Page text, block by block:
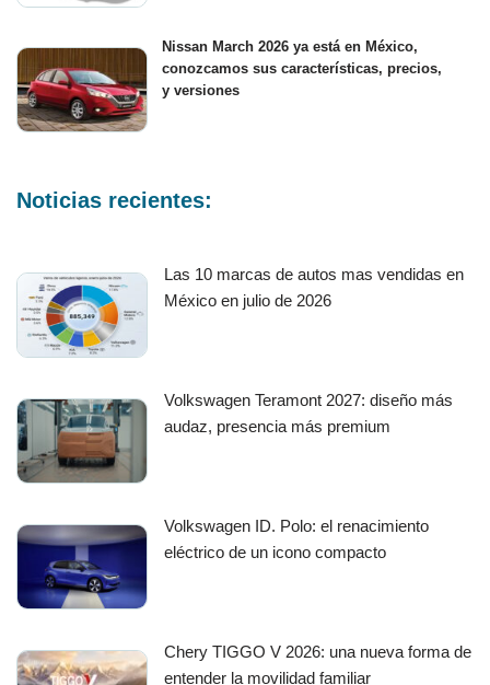
Nissan March 2026 ya está en México,
conozcamos sus características, precios,
y versiones
Noticias recientes:
Las 10 marcas de autos mas vendidas en
México en julio de 2026
Volkswagen Teramont 2027: diseño más
audaz, presencia más premium
Volkswagen ID. Polo: el renacimiento
eléctrico de un icono compacto
Chery TIGGO V 2026: una nueva forma de
entender la movilidad familiar